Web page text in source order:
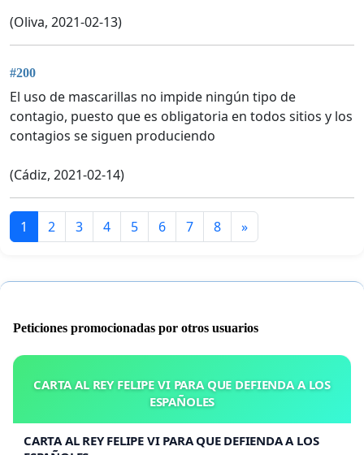
(Oliva, 2021-02-13)
#200
El uso de mascarillas no impide ningún tipo de
contagio, puesto que es obligatoria en todos sitios y los
contagios se siguen produciendo
(Cádiz, 2021-02-14)
1 2 3 4 5 6 7 8 »
Peticiones promocionadas por otros usuarios
CARTA AL REY FELIPE VI PARA QUE DEFIENDA A LOS
ESPAÑOLES
CARTA AL REY FELIPE VI PARA QUE DEFIENDA A LOS